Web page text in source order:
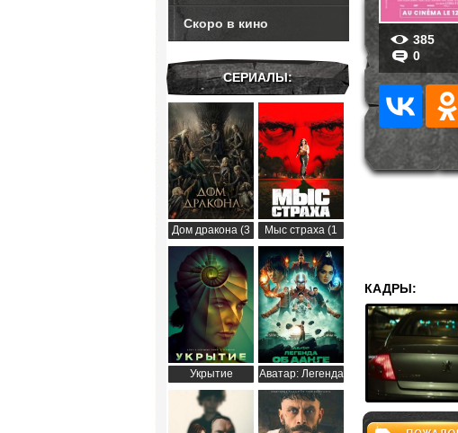
Скоро в кино
СЕРИАЛЫ:
Дом дракона (3
сезон)
Мыс страха (1
сезон)
Укрытие
(Бункер) (3
сезон)
Аватар: Легенда
об Аанге (2
сезон)
385
0
КАДРЫ: